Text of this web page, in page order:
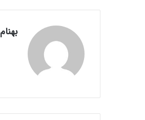
بهنام